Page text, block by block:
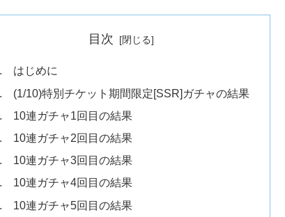
目次
はじめに
(1/10)特別チケット期間限定[SSR]ガチャの結果
10連ガチャ1回目の結果
10連ガチャ2回目の結果
10連ガチャ3回目の結果
10連ガチャ4回目の結果
10連ガチャ5回目の結果